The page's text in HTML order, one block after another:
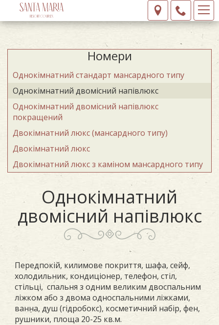
Номери
Однокімнатний стандарт мансардного типу
Oднокімнатний двомісний напівлюкс
Oднокімнатний двомісний напівлюкс
покращений
Двокімнатний люкс (мансардного типу)
Двокімнатний люкс
Двокімнатний люкс з каміном мансардного типу
Oднокімнатний
двомісний напівлюкс
Передпокій, килимове покриття, шафа, сейф,
холодильник, кондиціонер, телефон, стіл,
стільці, спальня з одним великим двоспальним
ліжком або з двома односпальними ліжками,
ванна, душ (гідробокс), косметичний набір, фен,
рушники, площа 20-25 кв.м.